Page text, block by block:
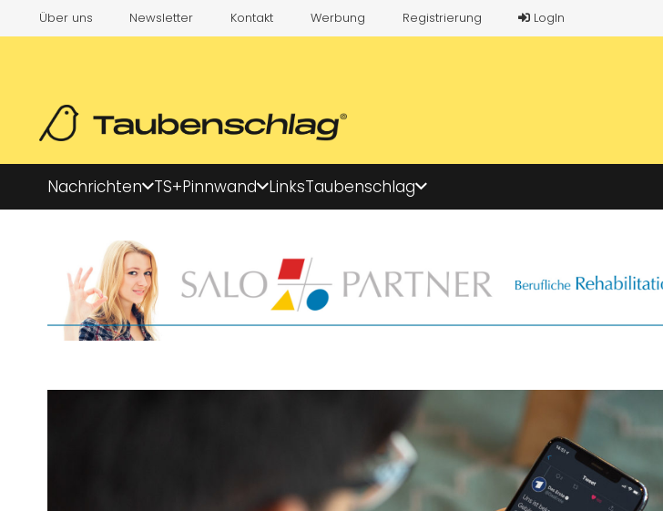
Über uns Newsletter Kontakt Werbung Registrierung LogIn
Nachrichten TS+Pinnwand LinksTaubenschlag